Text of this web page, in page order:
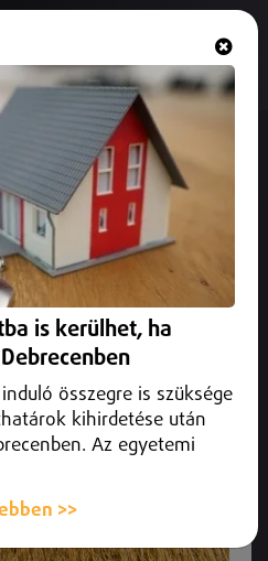
aratás
igényeket fedezi, hanem
exportra is jut.
is kerülhet, ha
összegre is szüksége
kihirdetése után
Az egyetemi
>>